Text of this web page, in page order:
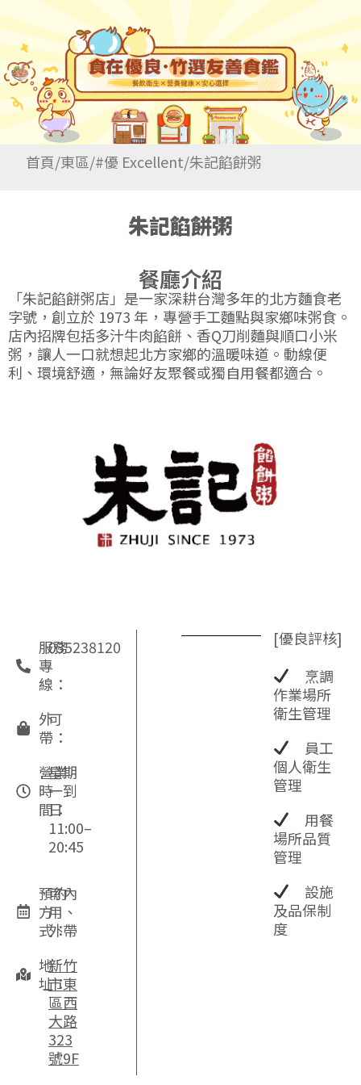
首頁/東區/#優 Excellent/朱記餡餅粥
朱記餡餅粥
餐廳介紹
「朱記餡餅粥店」是一家深耕台灣多年的北方麵食老
字號，創立於 1973 年，專營手工麵點與家鄉味粥食。
店內招牌包括多汁牛肉餡餅、香Q刀削麵與順口小米
粥，讓人一口就想起北方家鄉的溫暖味道。動線便
利、環境舒適，無論好友聚餐或獨自用餐都適合。
服務
專
線：
035238120
外
帶：
可
營業
時
間：
星期
一到
日
11:00–
20:45
預約
方
式：
可內
用、
外帶
地
址：
新竹
市東
區西
大路
323
號9F
[優良評核]
烹調
作業場所
衛生管理
員工
個人衛生
管理
用餐
場所品質
管理
設施
及品保制
度